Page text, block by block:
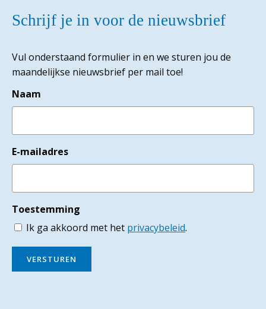
Schrijf je in voor de nieuwsbrief
Vul onderstaand formulier in en we sturen jou de
maandelijkse nieuwsbrief per mail toe!
Naam
E-mailadres
Toestemming
Ik ga akkoord met het privacybeleid.
VERSTUREN